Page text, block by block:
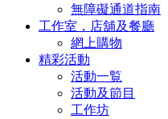
無障礙通道指南
工作室，店舖及餐廳
網上購物
精彩活動
活動一覧
活動及節目
工作坊